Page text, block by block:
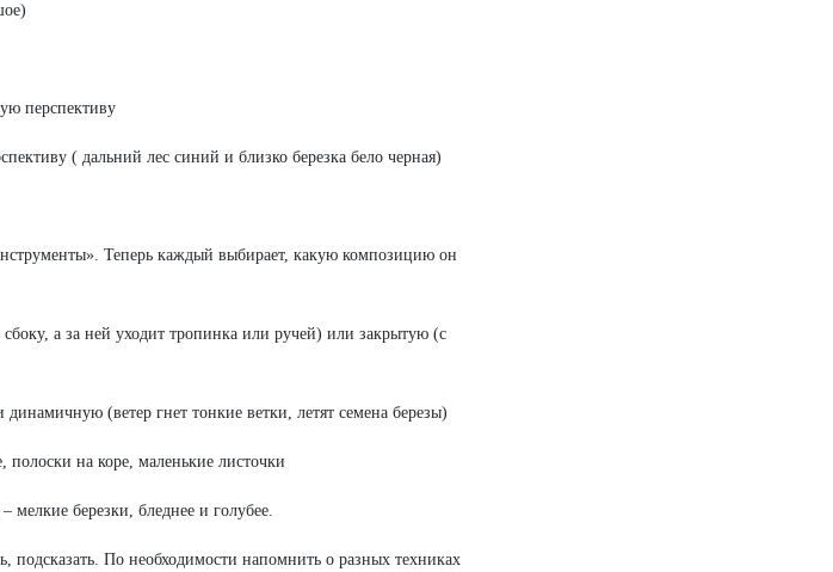
перспективу
( дальний лес синий и близко березка бело черная)
Теперь каждый выбирает, какую композицию он
а за ней уходит тропинка или ручей) или закрытую (с
(ветер гнет тонкие ветки, летят семена березы)
на коре, маленькие листочки
мелкие березки, бледнее и голубее.
По необходимости напомнить о разных техниках